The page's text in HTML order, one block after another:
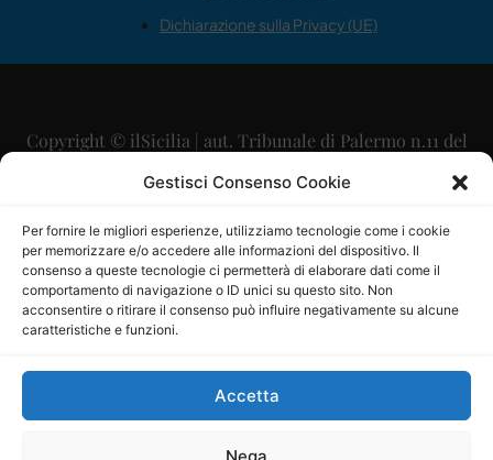
Gestisci Consenso Cookie
Per fornire le migliori esperienze, utilizziamo tecnologie come i cookie
per memorizzare e/o accedere alle informazioni del dispositivo. Il
consenso a queste tecnologie ci permetterà di elaborare dati come il
comportamento di navigazione o ID unici su questo sito. Non
acconsentire o ritirare il consenso può influire negativamente su alcune
caratteristiche e funzioni.
Accetta
Dichiarazione sulla Privacy (UE)
Copyright © ilSicilia | aut. Tribunale di Palermo n.11 del
29/09/2015
Direttore Editoriale: Maurizio Scaglione
Direttore Responsabile: Maria Calabrese
P.IVA: 06334930820
Mercurio Comunicazione Società Cooperativa a r.l. è
iscritta al Registro degli Operatori di Comunicazione al